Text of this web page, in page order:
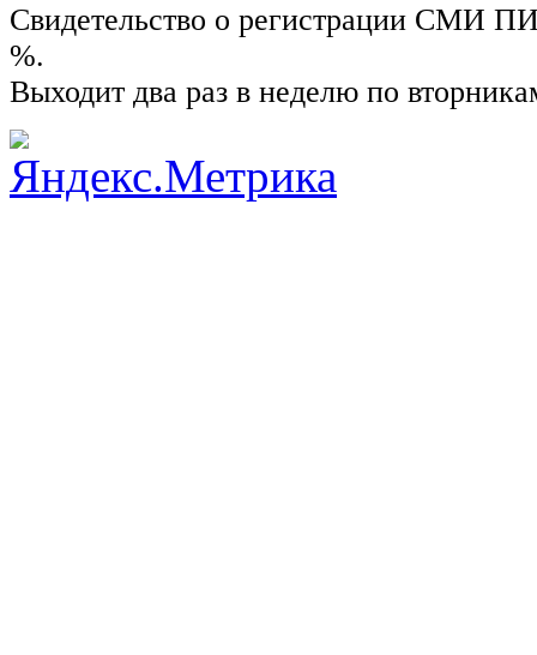
Свидетельство о регистрации СМИ
%.
Выходит два раз в неделю по